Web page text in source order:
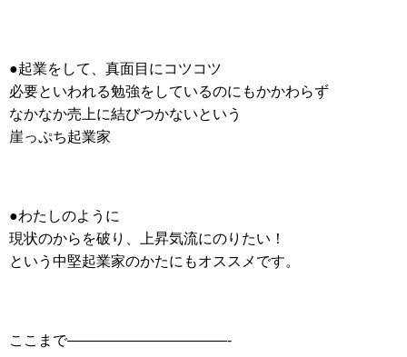
●起業をして、真面目にコツコツ
必要といわれる勉強をしているのにもかかわらず
なかなか売上に結びつかないという
崖っぷち起業家
●わたしのように
現状のからを破り、上昇気流にのりたい！
という中堅起業家のかたにもオススメです。
ここまで———————————-